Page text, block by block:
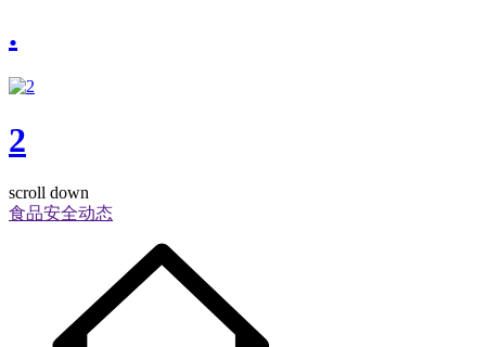
.
2
scroll down
食品安全动态